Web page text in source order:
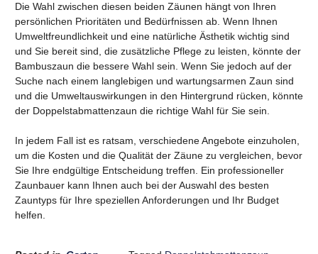
Die Wahl zwischen diesen beiden Zäunen hängt von Ihren
persönlichen Prioritäten und Bedürfnissen ab. Wenn Ihnen
Umweltfreundlichkeit und eine natürliche Ästhetik wichtig sind
und Sie bereit sind, die zusätzliche Pflege zu leisten, könnte der
Bambuszaun die bessere Wahl sein. Wenn Sie jedoch auf der
Suche nach einem langlebigen und wartungsarmen Zaun sind
und die Umweltauswirkungen in den Hintergrund rücken, könnte
der Doppelstabmattenzaun die richtige Wahl für Sie sein.
In jedem Fall ist es ratsam, verschiedene Angebote einzuholen,
um die Kosten und die Qualität der Zäune zu vergleichen, bevor
Sie Ihre endgültige Entscheidung treffen. Ein professioneller
Zaunbauer kann Ihnen auch bei der Auswahl des besten
Zauntyps für Ihre speziellen Anforderungen und Ihr Budget
helfen.